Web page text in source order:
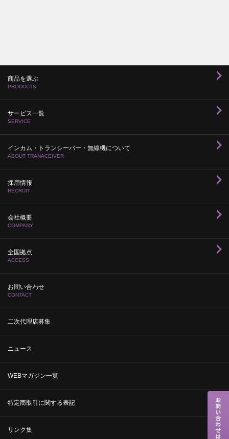
商品を選ぶ
PRODUCTS
サービス一覧
SERVICE
インカム・トランシーバー・無線機について
ABOUT TRANACEIVER
採用情報
RECRUIT
会社概要
COMPANY
全国拠点
ACCESS
お問い合わせ
CONTACT
二次代理店募集
ニュース
WEBマガジン一覧
特定商取引に関する表記
リンク集